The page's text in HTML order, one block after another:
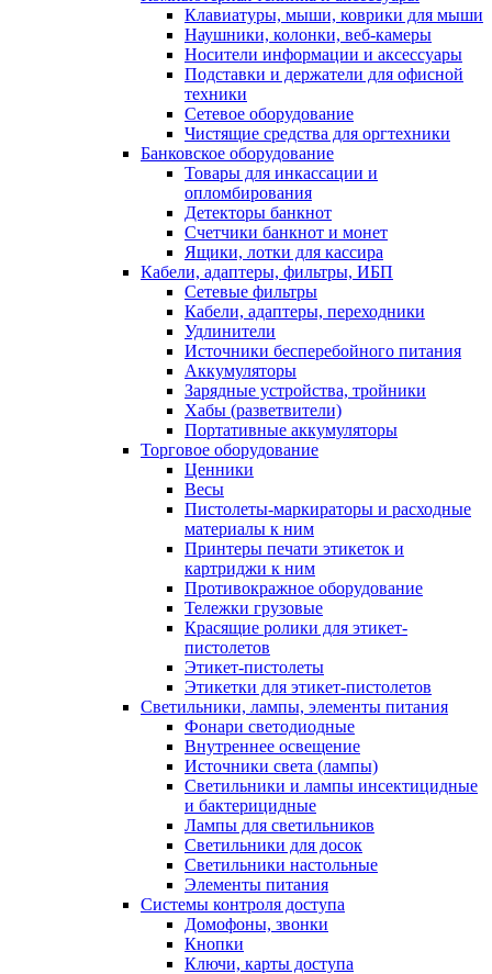
Клавиатуры, мыши, коврики для мыши
Наушники, колонки, веб-камеры
Носители информации и аксессуары
Подставки и держатели для офисной
техники
Сетевое оборудование
Чистящие средства для оргтехники
Банковское оборудование
Товары для инкассации и
опломбирования
Детекторы банкнот
Счетчики банкнот и монет
Ящики, лотки для кассира
Кабели, адаптеры, фильтры, ИБП
Сетевые фильтры
Кабели, адаптеры, переходники
Удлинители
Источники бесперебойного питания
Аккумуляторы
Зарядные устройства, тройники
Хабы (разветвители)
Портативные аккумуляторы
Торговое оборудование
Ценники
Весы
Пистолеты-маркираторы и расходные
материалы к ним
Принтеры печати этикеток и
картриджи к ним
Противокражное оборудование
Тележки грузовые
Красящие ролики для этикет-
пистолетов
Этикет-пистолеты
Этикетки для этикет-пистолетов
Светильники, лампы, элементы питания
Фонари светодиодные
Внутреннее освещение
Источники света (лампы)
Светильники и лампы инсектицидные
и бактерицидные
Лампы для светильников
Светильники для досок
Светильники настольные
Элементы питания
Системы контроля доступа
Домофоны, звонки
Кнопки
Ключи, карты доступа